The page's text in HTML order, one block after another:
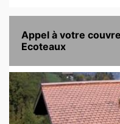
Appel à votre
Ecoteaux